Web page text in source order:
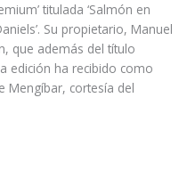
titulada ‘Salmón en
Su propietario, Manuel
que además del título
edición ha recibido como
Mengíbar, cortesía del